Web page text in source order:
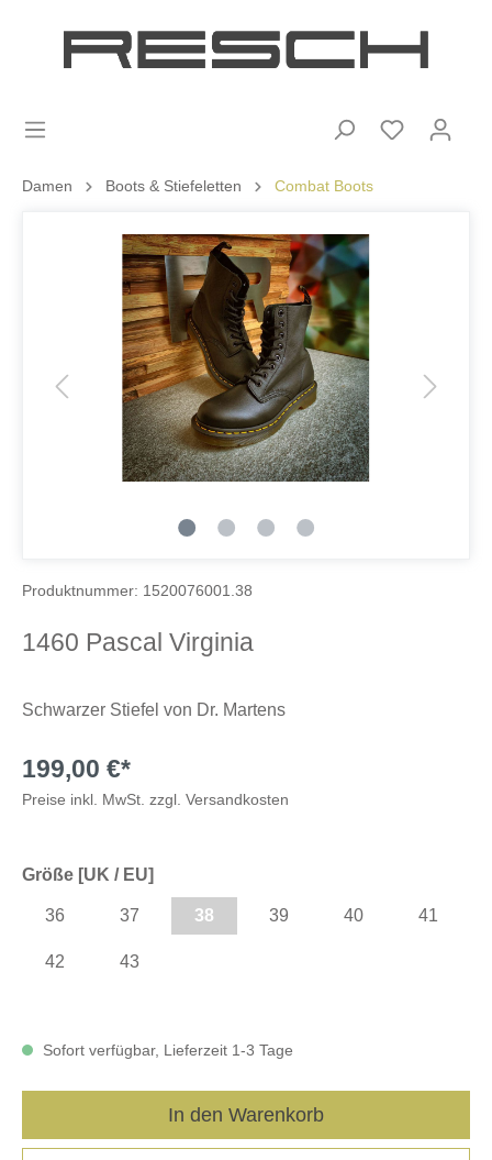
Damen Boots & Stiefeletten Combat Boots
1460 Pascal Virginia
Produktnummer: 1520076001.38
Schwarzer Stiefel von Dr. Martens
199,00 €*
Preise inkl. MwSt. zzgl. Versandkosten
Sofort verfügbar, Lieferzeit 1-3 Tage
Größe [UK / EU]
36 37 38 39 40 41
42 43
In den Warenkorb